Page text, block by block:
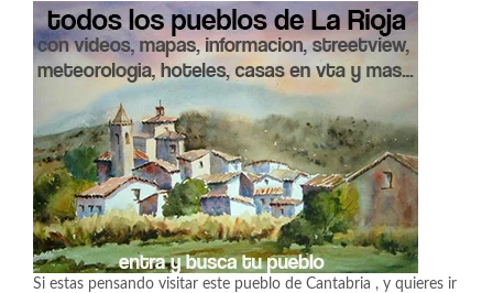
Si estas pensando visitar este pueblo de Cantabria , y quieres ir